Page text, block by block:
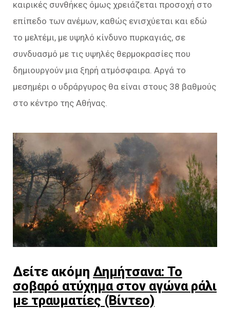
καιρικές συνθήκες όμως χρειάζεται προσοχή στο
επίπεδο των ανέμων, καθώς ενισχύεται και εδώ
το μελτέμι, με υψηλό κίνδυνο πυρκαγιάς, σε
συνδυασμό με τις υψηλές θερμοκρασίες που
δημιουργούν μια ξηρή ατμόσφαιρα. Αργά το
μεσημέρι ο υδράργυρος θα είναι στους 38 βαθμούς
στο κέντρο της Αθήνας.
Δείτε ακόμη Δημήτσανα: To
σοβαρό ατύχημα στον αγώνα ράλι
με τραυματίες (Βίντεο)